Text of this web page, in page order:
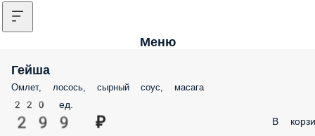
Меню
Гейша
Омлет, лосось, сырный соус, масага
220 ед.
299 ₽ В